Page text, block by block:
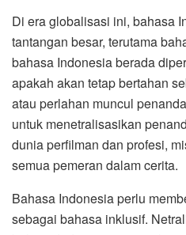
Di era globalisasi ini, bahasa
tantangan besar, terutama
bahasa Indonesia berada
apakah akan tetap bertahan
atau perlahan muncul
untuk menetralisasikan
dunia perfilman dan profesi,
semua pemeran dalam cerita.
Bahasa Indonesia perlu
sebagai bahasa inklusif.